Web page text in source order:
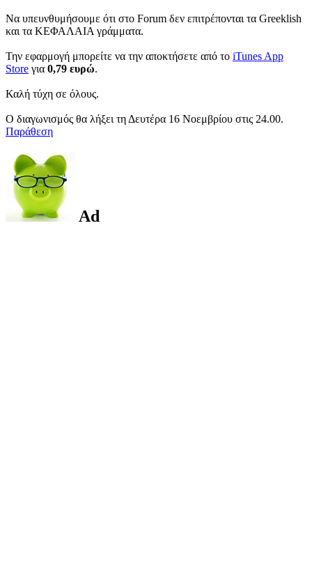
Να υπευνθυμήσουμε ότι στο Forum δεν επιτρέπονται τα Greeklish
και τα ΚΕΦΑΛΑΙΑ γράμματα.
Την εφαρμογή μπορείτε να την αποκτήσετε από το iTunes App
Store για 0,79 ευρώ.
Καλή τύχη σε όλους.
Ο διαγωνισμός θα λήξει τη Δευτέρα 16 Νοεμβρίου στις 24.00.
Παράθεση
Ad